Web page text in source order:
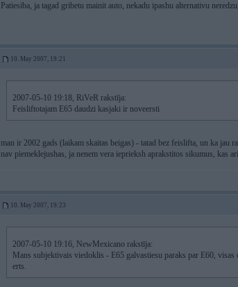
Patiesiba, ja tagad gribetu mainit auto, nekadu ipashu alternativu
10. May 2007, 19:21
2007-05-10 19:18, RiVeR rakstīja:
Feisliftotajam E65 daudzi kasjaki ir noveersti
man ir 2002 gads (laikam skaitas beigas) - tatad bez feislifta, un ka jau
nav piemeklejushas, ja nenem vera ieprieksh aprakstitos sikumus, kas
10. May 2007, 19:23
2007-05-10 19:16, NewMexicano rakstīja:
Mans subjektivais viedoklis - E65 galvastiesu paraks par E60,
erts.